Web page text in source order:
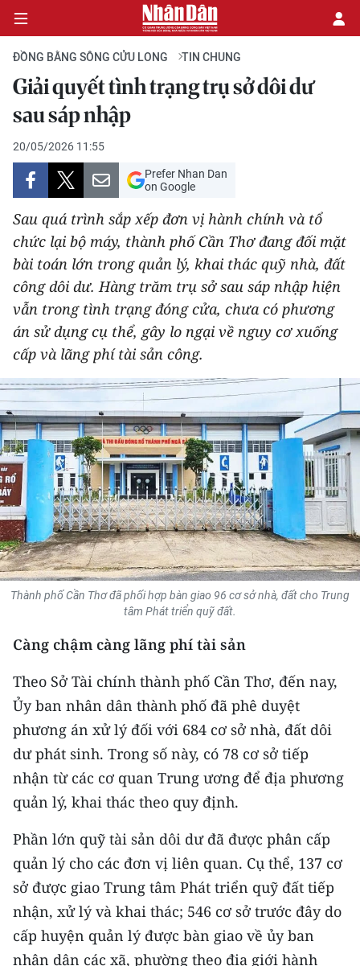
CHÍNH TRỊ
KINH TẾ
VĂN HÓA
XÃ HỘI
PHÁP LUẬT
DU LỊCH
THẾ GIỚI
THỂ THAO
GIÁO DỤC
Y TẾ
KHOA HỌC - CÔNG NGHỆ
MÔI TRƯỜNG
BẠN ĐỌC
KIỂM CHỨNG THÔNG TIN
TRI THỨC CHUYÊN SÂU
54 DÂN TỘC VIỆT NAM
CHƯƠNG TRÌNH OCOP - MỖI XÃ
MỘT SẢN PHẨM
RADIO
MEDIA CENTER
E-Magazine
Video
Media Chính trị
ĐỒNG BẰNG SÔNG CỬU LONG TIN CHUNG
Giải quyết tình trạng trụ sở dôi dư
sau sáp nhập
20/05/2026 11:55
Prefer Nhan Dan
on Google
Sau quá trình sắp xếp đơn vị hành chính và tổ
chức lại bộ máy, thành phố Cần Thơ đang đối mặt
bài toán lớn trong quản lý, khai thác quỹ nhà, đất
công dôi dư. Hàng trăm trụ sở sau sáp nhập hiện
vẫn trong tình trạng đóng cửa, chưa có phương
án sử dụng cụ thể, gây lo ngại về nguy cơ xuống
cấp và lãng phí tài sản công.
Thành phố Cần Thơ đã phối hợp bàn giao 96 cơ sở nhà, đất cho Trung
tâm Phát triển quỹ đất.
Càng chậm càng lãng phí tài sản
Theo Sở Tài chính thành phố Cần Thơ, đến nay,
Ủy ban nhân dân thành phố đã phê duyệt
phương án xử lý đối với 684 cơ sở nhà, đất dôi
dư phát sinh. Trong số này, có 78 cơ sở tiếp
nhận từ các cơ quan Trung ương để địa phương
quản lý, khai thác theo quy định.
Phần lớn quỹ tài sản dôi dư đã được phân cấp
quản lý cho các đơn vị liên quan. Cụ thể, 137 cơ
sở được giao Trung tâm Phát triển quỹ đất tiếp
nhận, xử lý và khai thác; 546 cơ sở trước đây do
cấp huyện quản lý được bàn giao về ủy ban
nhân dân các xã, phường theo địa giới hành